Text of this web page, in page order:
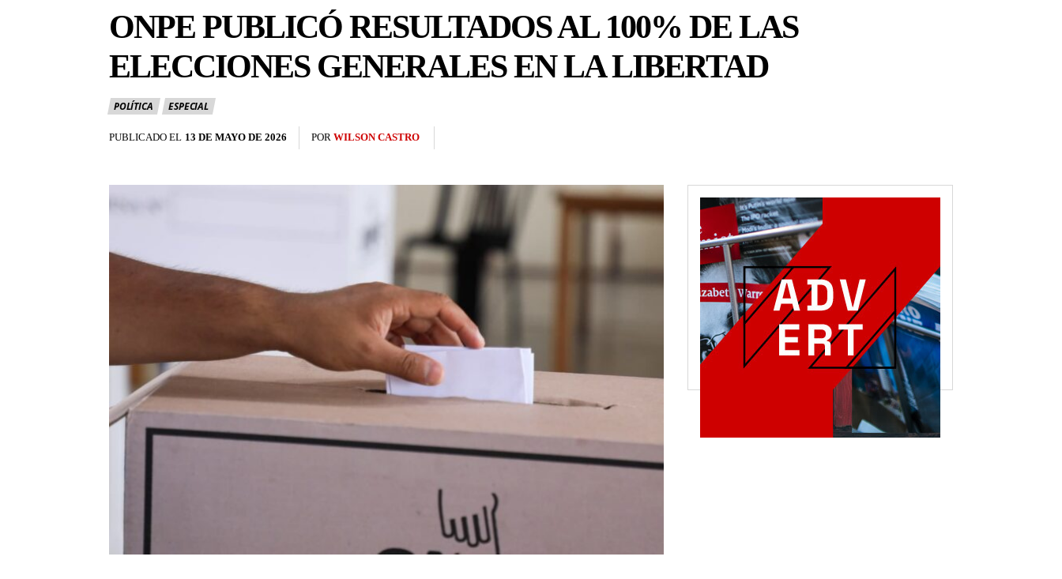
ONPE PUBLICÓ RESULTADOS AL 100% DE LAS
ELECCIONES GENERALES EN LA LIBERTAD
POLÍTICA ESPECIAL
PUBLICADO EL 13 DE MAYO DE 2026 POR WILSON CASTRO